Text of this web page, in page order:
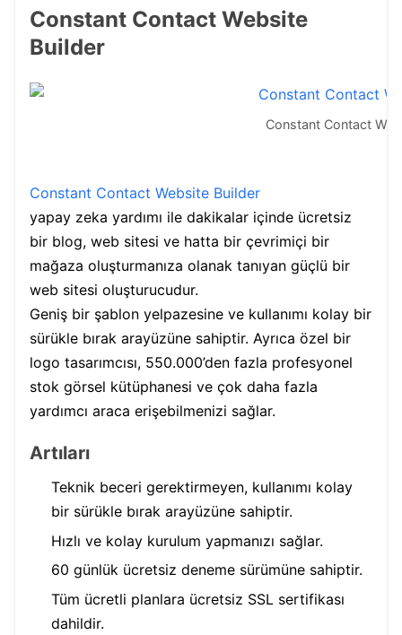
Constant Contact Website
Builder
Constant Contact
Constant Contact Website Builder
yapay zeka yardımı ile dakikalar içinde ücretsiz
bir blog, web sitesi ve hatta bir çevrimiçi bir
mağaza oluşturmanıza olanak tanıyan güçlü bir
web sitesi oluşturucudur.
Geniş bir şablon yelpazesine ve kullanımı kolay bir
sürükle bırak arayüzüne sahiptir. Ayrıca özel bir
logo tasarımcısı, 550.000’den fazla profesyonel
stok görsel kütüphanesi ve çok daha fazla
yardımcı araca erişebilmenizi sağlar.
Artıları
Teknik beceri gerektirmeyen, kullanımı kolay
bir sürükle bırak arayüzüne sahiptir.
Hızlı ve kolay kurulum yapmanızı sağlar.
60 günlük ücretsiz deneme sürümüne sahiptir.
Tüm ücretli planlara ücretsiz SSL sertifikası
dahildir.